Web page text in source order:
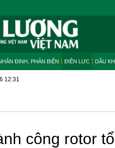
ĐỊNH, PHẢN BIỆN ĐIỆN LỰC DẦU
12:31
công rotor